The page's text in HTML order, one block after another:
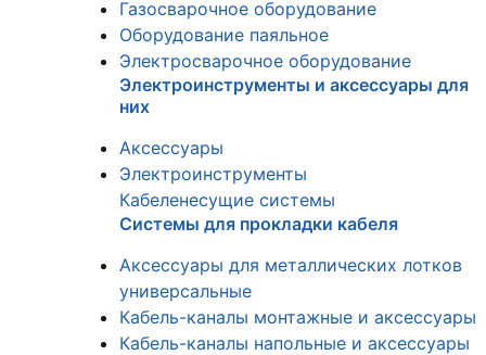
Газосварочное оборудование
Оборудование паяльное
Электросварочное оборудование
Электроинструменты и аксессуары для
них
Аксессуары
Электроинструменты
Кабеленесущие системы
Системы для прокладки кабеля
Аксессуары для металлических лотков
универсальные
Кабель-каналы монтажные и аксессуары
Кабель-каналы напольные и аксессуары